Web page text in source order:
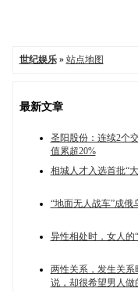
世纪娱乐» 站点地图
最新文章
圣阳股份：连续2个
值累超20%
相城人才入选首批“
“地面无人战车”成俄
异性相处时，女人的
两性关系，发生关系
说，却很希望男人做